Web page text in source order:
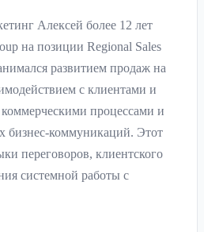
Алексей более 12 лет
на позиции Regional Sales
развитием продаж на
с клиентами и
процессами и
бизнес-коммуникаций. Этот
переговоров, клиентского
системной работы с